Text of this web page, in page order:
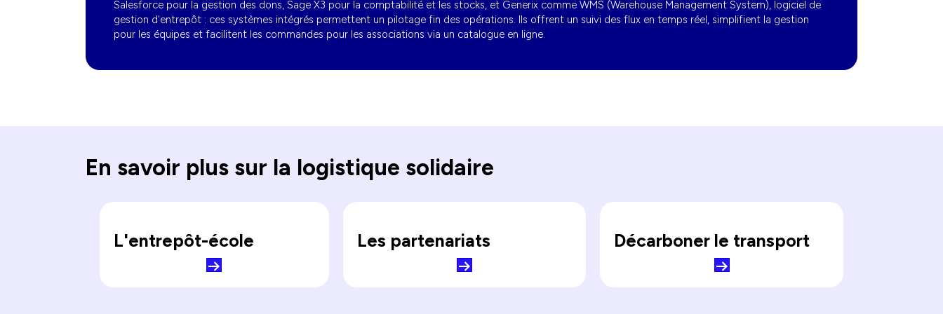
Salesforce pour la gestion des dons, Sage X3 pour la comptabilité et les stocks, et Generix comme WMS (Warehouse Management System), logiciel de
gestion d'entrepôt : ces systèmes intégrés permettent un pilotage fin des opérations. Ils offrent un suivi des flux en temps réel, simplifient la gestion
pour les équipes et facilitent les commandes pour les associations via un catalogue en ligne.
En savoir plus sur la logistique solidaire
L'entrepôt-école Les partenariats Décarboner le transport